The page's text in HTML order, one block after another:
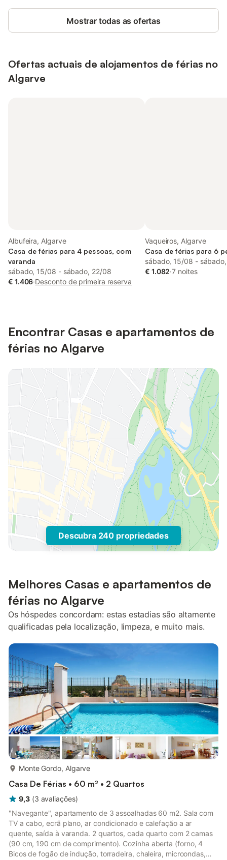
Mostrar todas as ofertas
Ofertas actuais de alojamentos de férias no
Algarve
Albufeira, Algarve
Casa de férias para 4 pessoas, com
varanda
sábado, 15/08 - sábado, 22/08
€ 1.406·Desconto de primeira reserva
Vaqueiros, Algarve
Casa de férias para 6
sábado, 15/08 -
€ 1.082·7 noites
Encontrar Casas e apartamentos de
férias no Algarve
Descubra 240 propriedades
Melhores Casas e apartamentos de
férias no Algarve
Os hóspedes concordam: estas estadias são altamente
qualificadas pela localização, limpeza, e muito mais.
Monte Gordo, Algarve
Casa De Férias • 60 m² • 2 Quartos
9,3 (3 avaliações)
"Navegante", apartamento de 3 assoalhadas 60 m2. Sala com
TV a cabo, ecrã plano, ar condicionado e calefação a ar
quente, saída à varanda. 2 quartos, cada quarto com 2 camas
(90 cm, 190 cm de comprimento). Cozinha aberta (forno, 4
Bicos de fogão de indução, torradeira, chaleira, microondas,